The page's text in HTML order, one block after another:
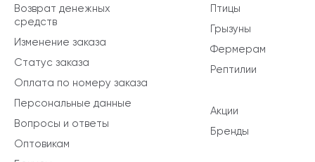
Птицы
Грызуны
Фермерам
Рептилии
Акции
Бренды
Возврат денежных
средств
Изменение заказа
Статус заказа
Оплата по номеру заказа
Персональные данные
Вопросы и ответы
Оптовикам